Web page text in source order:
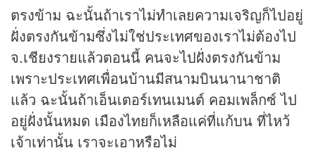
ตรงข้าม ฉะนั้นถ้าเราไม่ทำเลยความเจริญก็ไปอยู่
ฝั่งตรงกันข้ามซึ่งไม่ใช่ประเทศของเราไม่ต้องไป
จ.เชียงรายแล้วตอนนี้ คนจะไปฝั่งตรงกันข้าม
เพราะประเทศเพื่อนบ้านมีสนามบินนานาชาติ
แล้ว ฉะนั้นถ้าเอ็นเตอร์เทนเมนต์ คอมเพล็กซ์ ไป
อยู่ฝั่งนั้นหมด เมืองไทยก็เหลือแค่ที่แก้บน ที่ไหว้
เจ้าเท่านั้น เราจะเอาหรือไม่